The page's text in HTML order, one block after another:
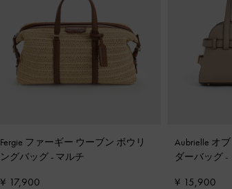
Fergie ファーギー ウーブン ボウリ
ングバッグ - マルチ
¥ 17,900
Aubrielle オ
ダーバッグ -
¥ 15,900